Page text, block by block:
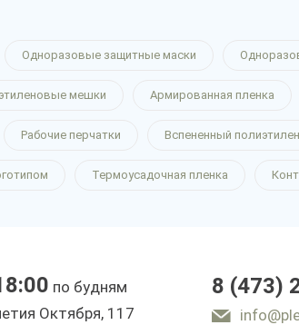
Одноразовые защитные маски
мешки Армированная пленка
Рабочие перчатки Вспененный полиэтилен
Термоусадочная пленка
по будням
Октября, 117
8 (473)